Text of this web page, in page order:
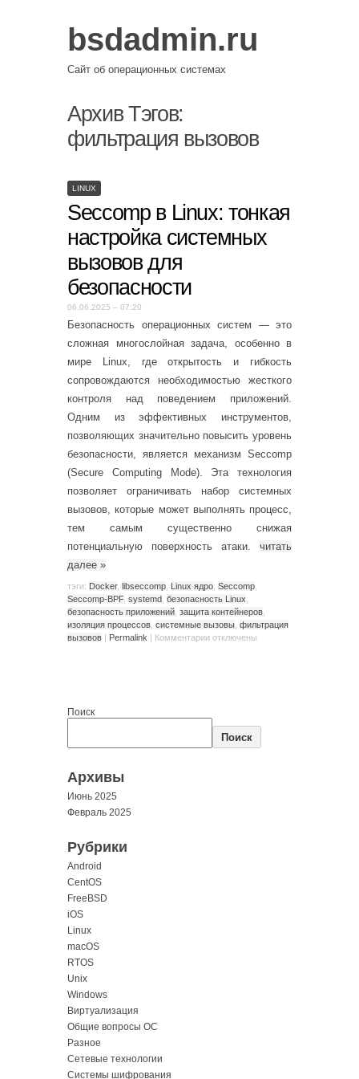
bsdadmin.ru
Сайт об операционных системах
Архив Тэгов:
фильтрация вызовов
LINUX
Seccomp в Linux: тонкая
настройка системных
вызовов для
безопасности
06.06.2025 – 07:20
Безопасность операционных систем — это
сложная многослойная задача, особенно в
мире Linux, где открытость и гибкость
сопровождаются необходимостью жесткого
контроля над поведением приложений.
Одним из эффективных инструментов,
позволяющих значительно повысить уровень
безопасности, является механизм Seccomp
(Secure Computing Mode). Эта технология
позволяет ограничивать набор системных
вызовов, которые может выполнять процесс,
тем самым существенно снижая
потенциальную поверхность атаки. читать
далее »
тэги: Docker, libseccomp Linux ядро Seccomp
Seccomp-BPF, systemd безопасность Linux
безопасность приложений защита контейнеров
изоляция процессов системные вызовы фильтрация
вызовов | Permalink | Комментарии отключены
Поиск
Поиск
Архивы
Июнь 2025
Февраль 2025
Рубрики
Android
CentOS
FreeBSD
iOS
Linux
macOS
RTOS
Unix
Windows
Виртуализация
Общие вопросы ОС
Разное
Сетевые технологии
Системы шифрования